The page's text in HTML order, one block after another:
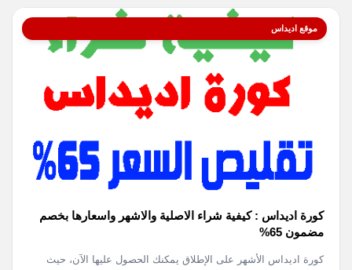
موقع اديداس
كورة اديداس : كيفية شراء الاصلية والاشهر واسعارها بخصم
مضمون 65%
كورة اديداس الأشهر على الإطلاق يمكنك الحصول عليها الآن، حيث